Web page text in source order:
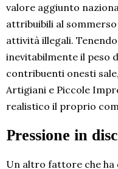
valore aggiunto
attribuibili al
attività illegali.
inevitabilmente il peso
contribuenti onesti
Artigiani e Piccole
realistico il proprio
Pressione in
Un altro fattore che ha